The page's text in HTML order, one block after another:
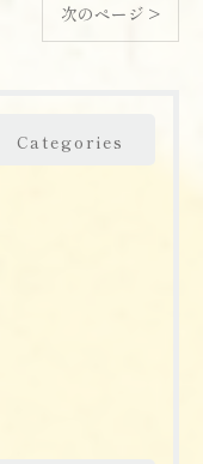
次のページ >
Categories